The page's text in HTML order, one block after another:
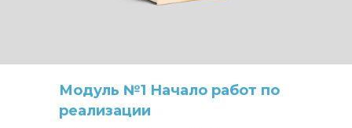
Модуль №1 Начало работ по
реализации